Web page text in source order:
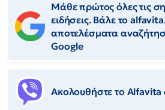
Μάθε πρώτος όλες τις
ειδήσεις. Βάλε το
αποτελέσματα
Google
Ακολουθήστε το Αlfavita